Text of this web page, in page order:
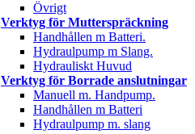
Övrigt
Verktyg för Mutterspräckning
Handhållen m Batteri.
Hydraulpump m Slang.
Hydrauliskt Huvud
Verktyg för Borrade anslutningar
Manuell m. Handpump.
Handhållen m Batteri
Hydraulpump m. slang